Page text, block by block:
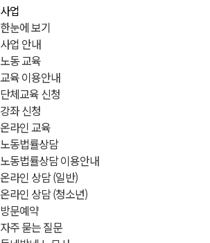
사업
한눈에 보기
사업 안내
노동 교육
교육 이용안내
단체교육 신청
강좌 신청
온라인 교육
노동법률상담
노동법률상담 이용안내
온라인 상담 (일반)
온라인 상담 (청소년)
방문예약
자주 묻는 질문